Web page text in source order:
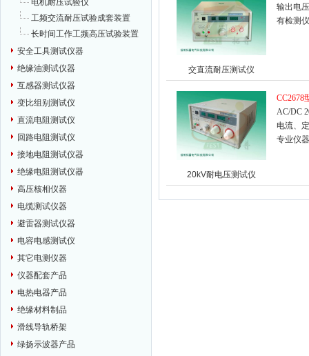
电机耐压试验仪
工频交流耐压试验成套装置
长时间工作工频高压试验装置
安全工具测试仪器
绝缘油测试仪器
互感器测试仪器
变比组别测试仪
直流电阻测试仪
回路电阻测试仪
接地电阻测试仪器
绝缘电阻测试仪器
高压核相仪器
电缆测试仪器
避雷器测试仪器
电容电感测试仪
其它电测仪器
仪器配套产品
电热电器产品
绝缘材料制品
滑线导轨桥架
绿扬示波器产品
交直流耐压测试仪
输出电
有检测
20kV耐电压测试仪
CC2678
AC/DC
电流、
专业仪